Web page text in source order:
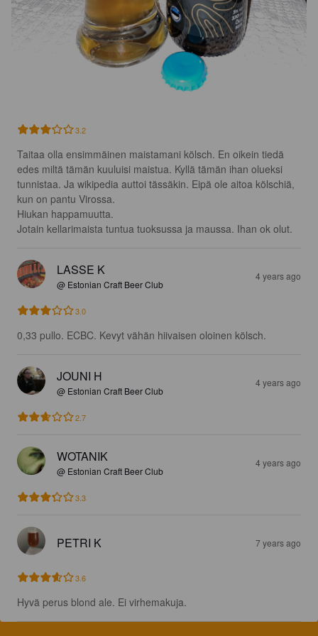
3.2
Taitaa olla ensimmäinen maistamani kölsch. En oikein tiedä
edes miltä tämän kuuluisi maistua. Kyllä tämän ihan olueksi
tunnistaa. Ja wikipedia auttoi tässäkin. Eipä ole aitoa kölschiä,
kun on pantu Virossa.
Hiukan happamuutta.
Jotain kellarimaista tuntua tuoksussa ja maussa. Ihan ok olut.
LASSE K
@ Estonian Craft Beer Club
4 years ago
3.0
0,33 pullo. ECBC. Kevyt vähän hiivaisen oloinen kölsch.
JOUNI H
@ Estonian Craft Beer Club
4 years ago
2.7
WOTANIK
@ Estonian Craft Beer Club
4 years ago
3.3
PETRI K 7 years ago
3.6
Hyvä perus blond ale. Ei virhemakuja.